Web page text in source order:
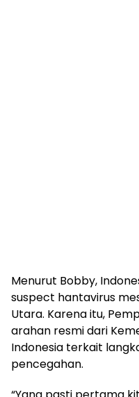
Menurut Bobby,
suspect hantavirus
Utara. Karena itu,
arahan resmi dari
Indonesia terkait
pencegahan.